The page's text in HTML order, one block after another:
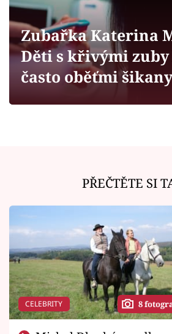
Sledujte prima+
Filmový festival Karlovy
Sledujte nás
Zubařka Katerina
Děti s křivými
často oběťmi šikany
PŘEČTĚTE SI
CELEBRITY 8